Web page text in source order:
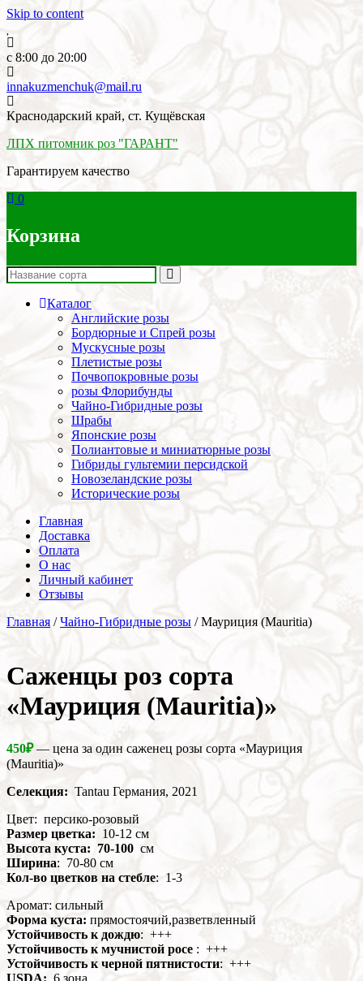
Skip to content
c 8:00 до 20:00
innakuzmenchuk@mail.ru
Краснодарский край, ст. Кущёвская
ЛПХ питомник роз "ГАРАНТ"
Гарантируем качество
0
Корзина
Каталог
Английские розы
Бордюрные и Спрей розы
Мускусные розы
Плетистые розы
Почвопокровные розы
розы Флорибунды
Чайно-Гибридные розы
Шрабы
Японские розы
Полиантовые и миниатюрные розы
Гибриды гультемии персидской
Новозеландские розы
Исторические розы
Главная
Доставка
Оплата
О нас
Личный кабинет
Отзывы
Главная /Чайно-Гибридные розы / Мауриция (Mauritia)
Cаженцы роз сорта
«Мауриция (Mauritia)»
450₽— цена за один саженец розы сорта «Мауриция
(Mauritia)»
Селекция: Tantau Германия, 2021
Цвет: персико-розовый
Размер цветка: 10-12 см
Высота куста: 70-100 см
Ширина: 70-80 см
Кол-во цветков на стебле: 1-3
Аромат: сильный
Форма куста: прямостоячий,разветвленный
Устойчивость к дождю: +++
Устойчивость к мучнистой росе : +++
Устойчивость к черной пятнистости: +++
USDA: 6 зона